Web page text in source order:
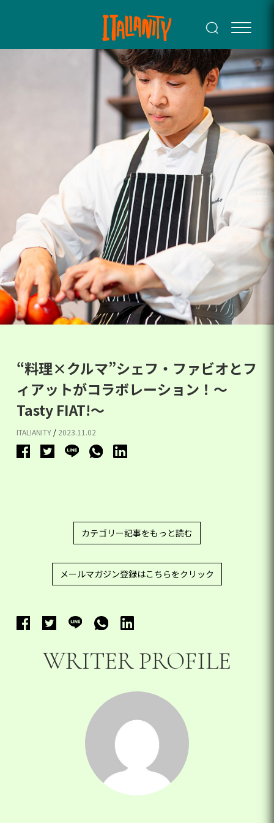
“料理×クルマ”シェフ・ファビオとフ
ィアットがコラボレーション！〜
Tasty FIAT!〜
ITALIANITY / 2023.11.02
カテゴリー記事をもっと読む
メールマガジン登録はこちらをクリック
WRITER PROFILE